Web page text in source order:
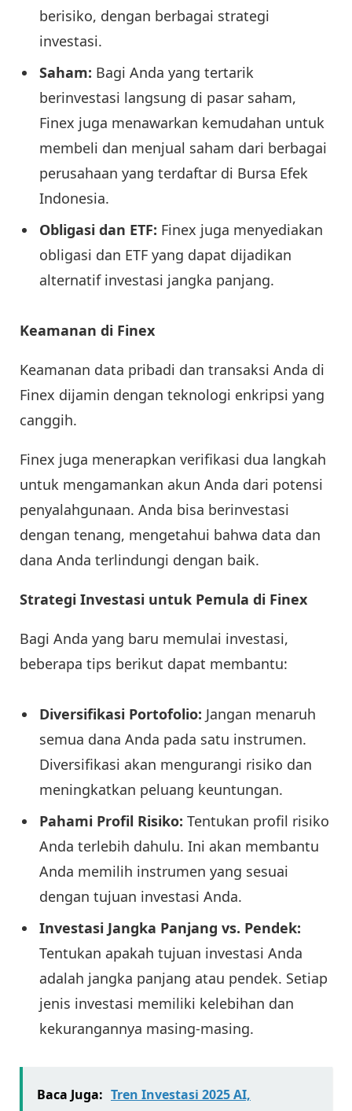
berisiko, dengan berbagai strategi
investasi.
Saham: Bagi Anda yang tertarik
berinvestasi langsung di pasar saham,
Finex juga menawarkan kemudahan untuk
membeli dan menjual saham dari berbagai
perusahaan yang terdaftar di Bursa Efek
Indonesia.
Obligasi dan ETF: Finex juga menyediakan
obligasi dan ETF yang dapat dijadikan
alternatif investasi jangka panjang.
Keamanan di Finex
Keamanan data pribadi dan transaksi Anda di
Finex dijamin dengan teknologi enkripsi yang
canggih.
Finex juga menerapkan verifikasi dua langkah
untuk mengamankan akun Anda dari potensi
penyalahgunaan. Anda bisa berinvestasi
dengan tenang, mengetahui bahwa data dan
dana Anda terlindungi dengan baik.
Strategi Investasi untuk Pemula di Finex
Bagi Anda yang baru memulai investasi,
beberapa tips berikut dapat membantu:
Diversifikasi Portofolio: Jangan menaruh
semua dana Anda pada satu instrumen.
Diversifikasi akan mengurangi risiko dan
meningkatkan peluang keuntungan.
Pahami Profil Risiko: Tentukan profil risiko
Anda terlebih dahulu. Ini akan membantu
Anda memilih instrumen yang sesuai
dengan tujuan investasi Anda.
Investasi Jangka Panjang vs. Pendek:
Tentukan apakah tujuan investasi Anda
adalah jangka panjang atau pendek. Setiap
jenis investasi memiliki kelebihan dan
kekurangannya masing-masing.
Baca Juga: Tren Investasi 2025 AI,